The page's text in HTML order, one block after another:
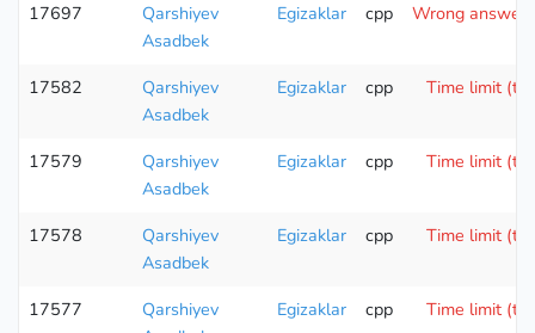
17697
Qarshiyev
Asadbek
Egizaklar cpp Wrong answer
17582
Qarshiyev
Asadbek
Egizaklar cpp Time limit
17579
Qarshiyev
Asadbek
Egizaklar cpp Time limit
17578
Qarshiyev
Asadbek
Egizaklar cpp Time limit
17577
Qarshiyev
Egizaklar cpp Time limit